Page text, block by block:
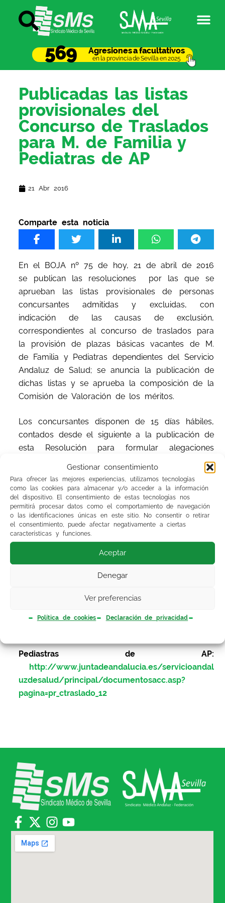
Gestionar consentimiento
Para ofrecer las mejores experiencias, utilizamos tecnologías
como las cookies para almacenar y/o acceder a la información
del dispositivo. El consentimiento de estas tecnologías nos
permitirá procesar datos como el comportamiento de navegación
o las identificaciones únicas en este sitio. No consentir o retirar
el consentimiento, puede afectar negativamente a ciertas
características y funciones.
Aceptar
Denegar
Ver preferencias
Política de cookies Declaración de privacidad
Agresiones a facultativos
en la provincia de Sevilla en 2025
569
Publicadas las listas
provisionales del
Concurso de Traslados
para M. de Familia y
Pediatras de AP
21 Abr 2016
Comparte esta noticia
En el BOJA nº 75 de hoy, 21 de abril de 2016
se publican las resoluciones por las que se
aprueban las listas provisionales de personas
concursantes admitidas y excluidas, con
indicación de las causas de exclusión,
correspondientes al concurso de traslados para
la provisión de plazas básicas vacantes de M.
de Familia y Pediatras dependientes del Servicio
Andaluz de Salud; se anuncia la publicación de
dichas listas y se aprueba la composición de la
Comisión de Valoración de los méritos.
Los concursantes disponen de 15 días hábiles,
contados desde el siguiente a la publicación de
esta Resolución para formular alegaciones
contra la misma. Teniendo en cuenta como
hábiles los sábados,
estos 15 días hábiles
comprenderían los correspondientes entre el
22 de abril y el 10 de mayo, teniendo en
cuenta que el 2 de mayo, lunes, es festivo
por pasar el domingo 1 de mayo al lunes
En los siguientes enlaces tenéis la información
correspondiente y los listados provisionales:
http://www.juntadeandalucia.es/servicioandal
uzdesalud/principal/documentosacc.asp?
Pediastras de AP:
http://www.juntadeandalucia.es/servicioandal
uzdesalud/principal/documentosacc.asp?
pagina=pr_ctraslado_12